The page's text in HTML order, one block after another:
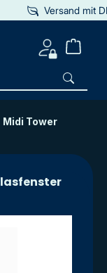
Versand mit
Midi Tower